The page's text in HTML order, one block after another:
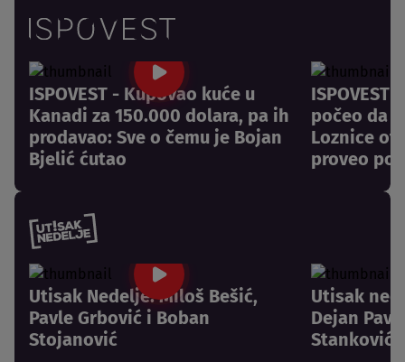
ISPOVEST - Kupovao kuće u
Kanadi za 150.000 dolara, pa ih
prodavao: Sve o čemu je Bojan
Bjelić ćutao
počeo da
Loznice
proveo
Utisak Nedelje: Miloš Bešić,
Pavle Grbović i Boban
Stojanović
Utisak
Dejan
Stanković